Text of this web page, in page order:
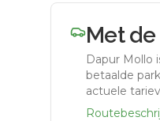
Met
Dapur Mollo
betaalde
actuele